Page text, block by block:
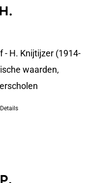
- H. Knijtijzer (1914-
waarden,
Details